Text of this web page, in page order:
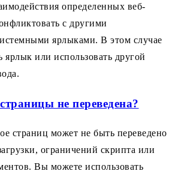
определенных веб-
с другими
ярлыками. В этом случае
ярлык или использовать другой
не переведена?
страниц может не быть переведено
ограничений скрипта или
Вы можете использовать